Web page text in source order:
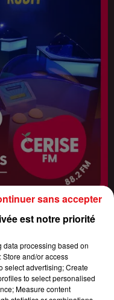
DE JEU QUIZ
est notre priorité
data processing based on
and/or access
select advertising; Create
to select personalised
Measure content
sans accepter